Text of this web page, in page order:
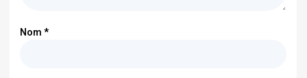
Nom*